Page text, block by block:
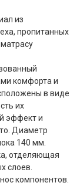
из
пропитанных
комфорта и
в виде
их
эффект и
Диаметр
140 мм.
отделяющая
слоев.
компонентов.